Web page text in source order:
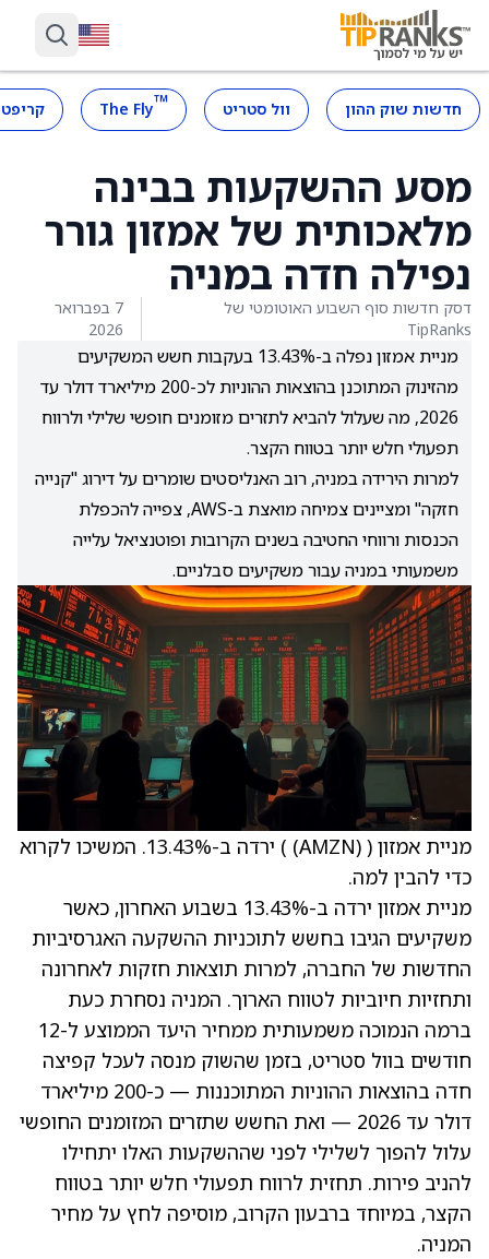
חדשות שוק ההון וול סטריט ™
The Fly
מסע ההשקעות בבינה
מלאכותית של אמזון גורר
נפילה חדה במניה
דסק חדשות סוף השבוע האוטומטי של
TipRanks
7 בפברואר
2026
מניית אמזון נפלה ב-13.43% בעקבות חשש המשקיעים
מהזינוק המתוכנן בהוצאות ההוניות לכ-200 מיליארד דולר עד
2026, מה שעלול להביא לתזרים מזומנים חופשי שלילי ולרווח
תפעולי חלש יותר בטווח הקצר.
למרות הירידה במניה, רוב האנליסטים שומרים על דירוג "קנייה
חזקה" ומציינים צמיחה מואצת ב-AWS, צפייה להכפלת
הכנסות ורווחי החטיבה בשנים הקרובות ופוטנציאל עלייה
משמעותי במניה עבור משקיעים סבלניים.
מניית אמזון ( (AMZN)
) ירדה ב-13.43%. המשיכו לקרוא
כדי להבין למה.
מניית אמזון ירדה ב-13.43% בשבוע האחרון, כאשר
משקיעים הגיבו בחשש לתוכניות ההשקעה האגרסיביות
החדשות של החברה, למרות תוצאות חזקות לאחרונה
ותחזיות חיוביות לטווח הארוך. המניה נסחרת כעת
ברמה הנמוכה משמעותית ממחיר היעד הממוצע ל-12
חודשים בוול סטריט, בזמן שהשוק מנסה לעכל קפיצה
חדה בהוצאות ההוניות המתוכננות — כ-200 מיליארד
דולר עד 2026 — ואת החשש שתזרים המזומנים החופשי
עלול להפוך לשלילי לפני שההשקעות האלו יתחילו
להניב פירות. תחזית לרווח תפעולי חלש יותר בטווח
הקצר, במיוחד ברבעון הקרוב, מוסיפה לחץ על מחיר
המניה.